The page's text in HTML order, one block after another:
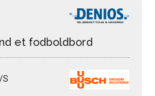
et fodboldbord
S